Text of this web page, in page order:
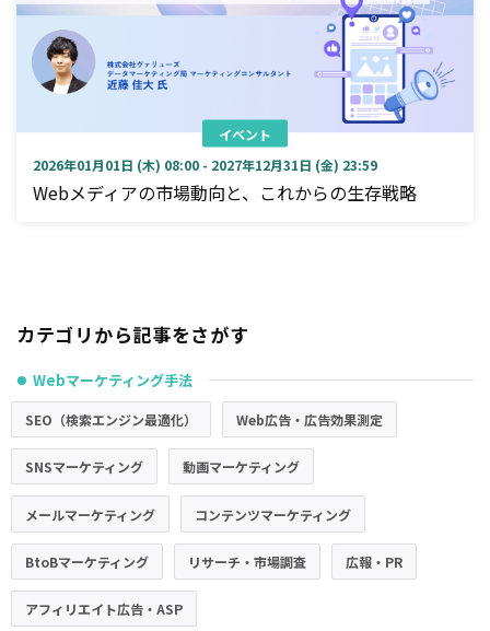
イベント
2026年01月01日 (木) 08:00 - 2027年12月31日 (金) 23:59
Webメディアの市場動向と、これからの生存戦略
カテゴリから記事をさがす
● Webマーケティング手法
SEO（検索エンジン最適化） Web広告・広告効果測定
SNSマーケティング 動画マーケティング
メールマーケティング コンテンツマーケティング
BtoBマーケティング リサーチ・市場調査 広報・PR
アフィリエイト広告・ASP